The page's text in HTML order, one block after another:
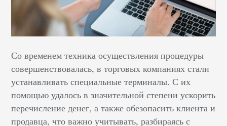
Со временем техника осуществления процедуры
совершенствовалась, в торговых компаниях стали
устанавливать специальные терминалы. С их
помощью удалось в значительной степени ускорить
перечисление денег, а также обезопасить клиента и
продавца, что важно учитывать, разбираясь с